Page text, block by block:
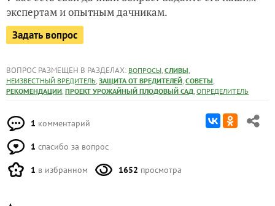
экспертам и опытным дачникам.
Задать вопрос
ВОПРОС РАЗМЕЩЕН В РАЗДЕЛАХ: ВОПРОСЫ, СЛИВЫ,
НЕИЗВЕСТНЫЙ ВРЕДИТЕЛЬ, ЗАЩИТА ОТ ВРЕДИТЕЛЕЙ, СОВЕТЫ,
РЕКОМЕНДАЦИИ, ПРОЕКТ УРОЖАЙНЫЙ ПЛОДОВЫЙ САД, ОПРЕДЕЛИТЕЛЬ
1 комментарий
1 спасибо за вопрос
1 в избранном 1652 просмотра